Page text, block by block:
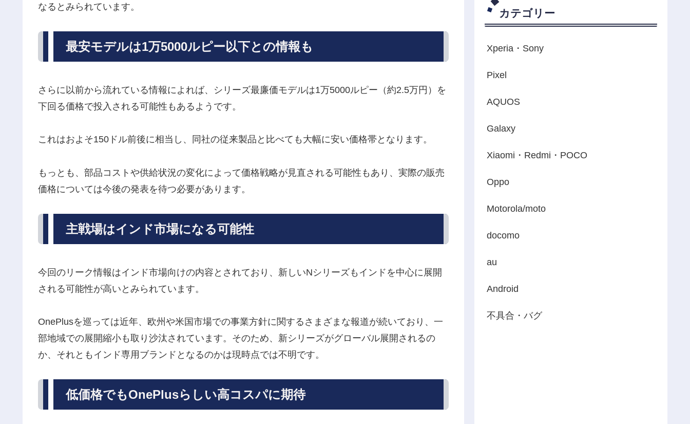
なるとみられています。
最安モデルは1万5000ルピー以下との情報も
さらに以前から流れている情報によれば、シリーズ最廉価モデルは1万5000ルピー（約2.5万円）を
下回る価格で投入される可能性もあるようです。
これはおよそ150ドル前後に相当し、同社の従来製品と比べても大幅に安い価格帯となります。
もっとも、部品コストや供給状況の変化によって価格戦略が見直される可能性もあり、実際の販売
価格については今後の発表を待つ必要があります。
主戦場はインド市場になる可能性
今回のリーク情報はインド市場向けの内容とされており、新しいNシリーズもインドを中心に展開
される可能性が高いとみられています。
OnePlusを巡っては近年、欧州や米国市場での事業方針に関するさまざまな報道が続いており、一
部地域での展開縮小も取り沙汰されています。そのため、新シリーズがグローバル展開されるの
か、それともインド専用ブランドとなるのかは現時点では不明です。
低価格でもOnePlusらしい高コスパに期待
カテゴリー
Xperia・Sony
Pixel
AQUOS
Galaxy
Xiaomi・Redmi・POCO
Oppo
Motorola/moto
docomo
au
Android
不具合・バグ